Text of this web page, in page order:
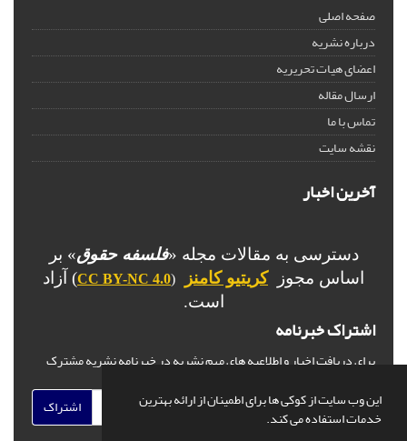
این وب سایت از کوکی ها برای اطمینان از ارائه بهترین
خدمات استفاده می کند.
صفحه اصلی
درباره نشریه
اعضای هیات تحریریه
ارسال مقاله
تماس با ما
نقشه سایت
آخرین اخبار
دسترسی به مقالات مجله «فلسفه حقوق» بر
اساس مجوزکریتیو کامنز (
CC BY-NC 4.0) آزاد
است.
اشتراک خبرنامه
برای دریافت اخبار و اطلاعیه های مهم نشریه در خبرنامه نشریه مشترک
اشتراک